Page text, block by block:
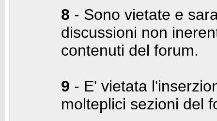
8 - Sono vietate e
discussioni non
contenuti del forum.
9 - E' vietata
molteplici sezioni del